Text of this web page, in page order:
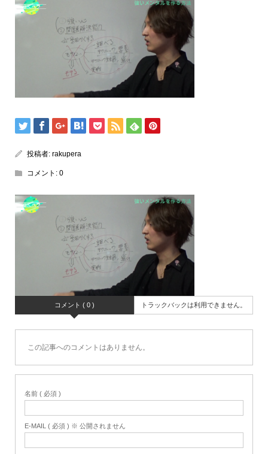
投稿者: rakupera
コメント: 0
コメント ( 0 ) トラックバックは利用できません。
この記事へのコメントはありません。
名前 ( 必須 )
E-MAIL ( 必須 ) ※ 公開されません